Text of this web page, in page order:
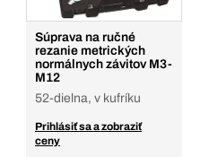
Súprava na ručné
rezanie metrických
normálnych závitov M3-
M12
52-dielna, v kufríku
Prihlásiť sa a zobraziť
ceny